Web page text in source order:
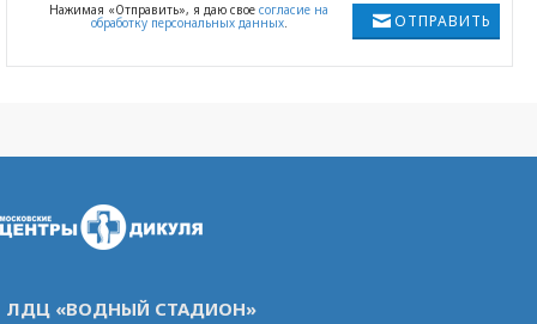
ОТПРАВИТЬ
Нажимая «Отправить», я даю свое согласие на
обработку персональных данных.
ЛДЦ «ВОДНЫЙ СТАДИОН»